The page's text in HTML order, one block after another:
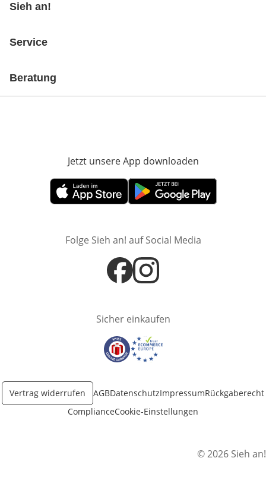
Sieh an!
Service
Beratung
Jetzt unsere App downloaden
Öffnet in neuem FensterÖffnet in neuem Fenster
Folge Sieh an! auf Social Media
Öffnet in neuem Fenster
Öffnet in neuem Fenster
Sicher einkaufen
Öffnet in neuem Fenster
Öffnet in neuem Fenster
Vertrag widerrufen AGBDatenschutzImpressumRückgaberecht
ComplianceCookie-Einstellungen
© 2026 Sieh an!